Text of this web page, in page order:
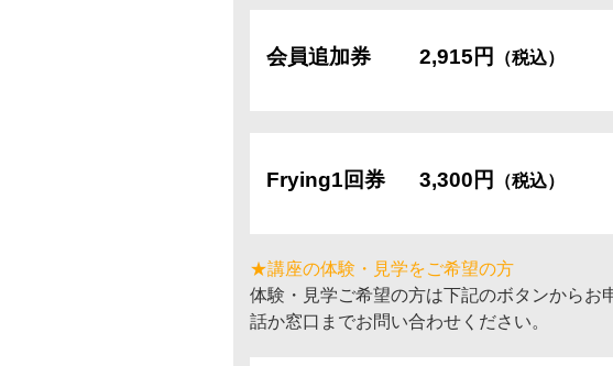
会員追加券 2,915円 （税込）
Frying1回券 3,300円 （税込）
★講座の体験・見学をご希望の方
体験・見学ご希望の方は下記のボタンからお
話か窓口までお問い合わせください。